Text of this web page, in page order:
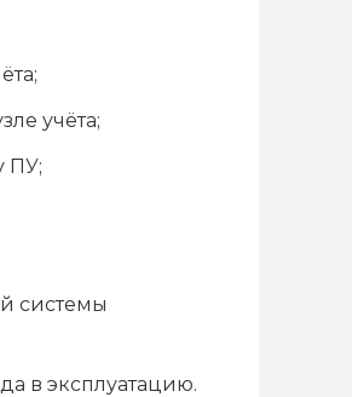
учёта;
ПУ;
системы
в эксплуатацию.